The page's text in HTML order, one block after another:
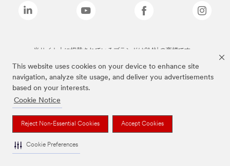
This website uses cookies on your device to enhance site
navigation, analyze site usage, and deliver you advertisements
based on your interests.
Cookie Notice
Reject Non-Essential Cookies Accept Cookies
Cookie Preferences
当サイト上に掲載されているブランドは3M社の商標です。